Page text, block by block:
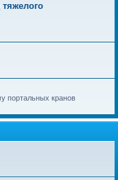
портальных кранов